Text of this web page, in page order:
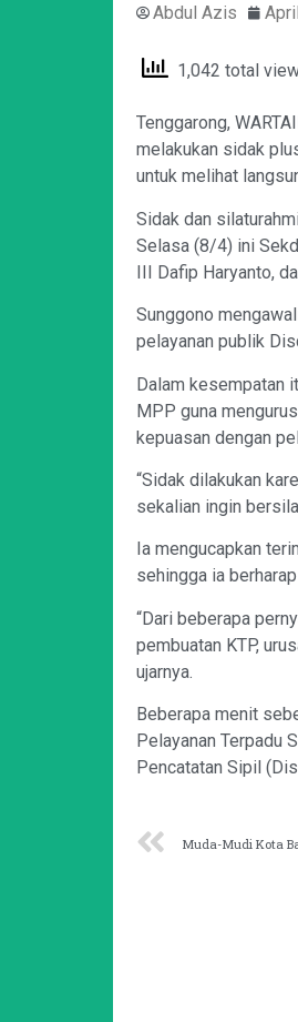
Abdul Azis
1,042 total
Tenggarong,
melakukan sidak
untuk melihat
Sidak dan
Selasa (8/4) ini
III Dafip Haryanto,
Sunggono
pelayanan publik
Dalam kesempatan
MPP guna
kepuasan dengan
“Sidak dilakukan
sekalian ingin
Ia mengucapkan
sehingga ia
“Dari beberapa
pembuatan KTP,
ujarnya.
Beberapa menit
Pelayanan Terpadu
Pencatatan Sipil
Muda-Mudi Kota